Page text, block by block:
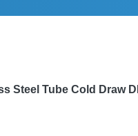
Steel Tube Cold Draw